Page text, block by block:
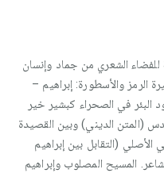
للفضاء الشعري من جماد وإنسان
الرمز والأسطورة: إبراهيم –
في الصحراء كبشير خير
(المتن الديني) وبين القصيدة
(التقابل بين إبراهيم
المسيح المصلوب وإبراهيم